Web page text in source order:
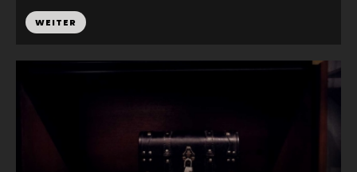
WEITER